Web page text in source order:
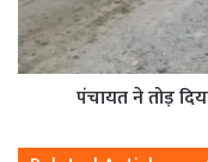
पंचायत ने तोड़